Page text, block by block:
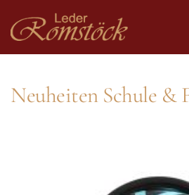
Neuheiten Schule &